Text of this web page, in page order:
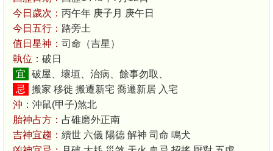
今日歲次： 丙午年 庚子月 庚午日
今日五行： 路旁土
值日星神： 司命（吉星）
執位： 破日
宜
破屋、壞垣、治病、餘事勿取、
忌
搬家 移徙 搬遷新宅 喬遷新居 入宅
沖： 沖鼠(甲子)煞北
胎神占方： 占碓磨外正南
吉神宜趨： 續世 六儀 陽德 解神 司命 鳴犬